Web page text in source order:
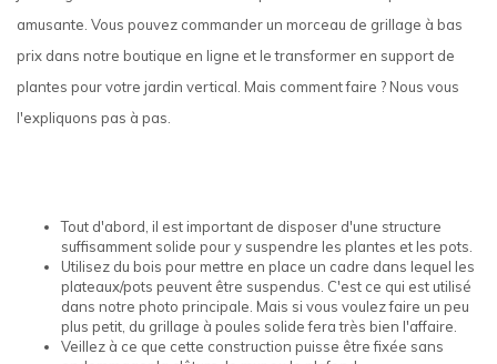
amusante. Vous pouvez commander un morceau de grillage à bas
prix dans notre boutique en ligne et le transformer en support de
plantes pour votre jardin vertical. Mais comment faire ? Nous vous
l'expliquons pas à pas.
Tout d'abord, il est important de disposer d'une structure
suffisamment solide pour y suspendre les plantes et les pots.
Utilisez du bois pour mettre en place un cadre dans lequel les
plateaux/pots peuvent être suspendus. C'est ce qui est utilisé
dans notre photo principale. Mais si vous voulez faire un peu
plus petit, du grillage à poules solide fera très bien l'affaire.
Veillez à ce que cette construction puisse être fixée sans